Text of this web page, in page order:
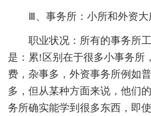
Ⅲ、事务所：小所和外资大
职业状况：所有的事务所工
是：累!区别在于很多小事务所
费，杂事多，外资事务所例如
多，但从某种方面来说，他们
务所确实能学到很多东西，即